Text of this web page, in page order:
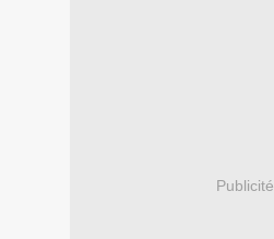
Publicité